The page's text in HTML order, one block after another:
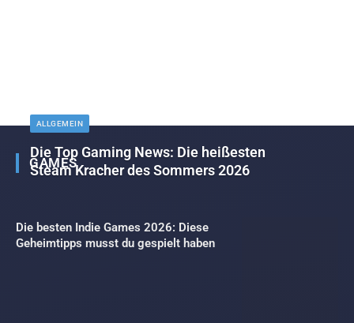
GAMES
ALLGEMEIN
Die Top Gaming News: Die heißesten
Steam Kracher des Sommers 2026
Die besten Indie Games 2026: Diese
Geheimtipps musst du gespielt haben